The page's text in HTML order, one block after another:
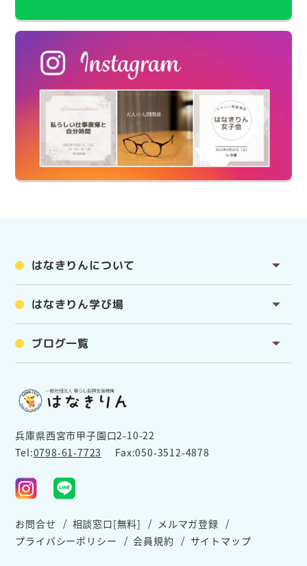
はなきりんについて
はなきりん学び場
ブログ一覧
兵庫県西宮市甲子園口2-10-22
Tel:0798-61-7723 Fax:050-3512-4878
お問合せ 相談窓口[無料]
メルマガ登録
プライバシーポリシー
会員規約 サイトマップ